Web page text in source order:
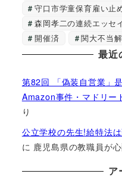
守口市学童保育雇い止
森岡孝二の連続エッセ
開催済
関大不当
最近
第82回 「偽装自営業」
Amazon事件・マドリー
り
公立学校の先生!給特法
に 鹿児島県の教職員が
ア